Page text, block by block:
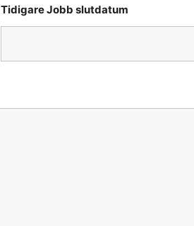
Tidigare Jobb slutdatum